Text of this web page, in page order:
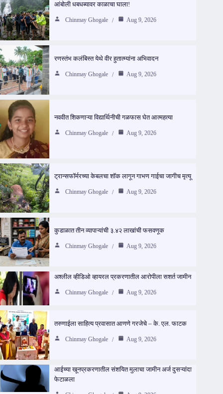
आंबोली धबधब्यावर काळाचा घाला!
Chinmay Ghogale Aug 9, 2026
रणस्तंभ कलंबिस्त येथे वीर हुतात्म्यांना अभिवादन
Chinmay Ghogale Aug 9, 2026
नववीत शिकणाऱ्या विद्यार्थिनीची गळफास घेत आत्महत्या
Chinmay Ghogale Aug 9, 2026
ट्रान्सफॉर्मरच्या केबलचा शॉक लागून गाभण गाईचा जागीच मृत्यू
Chinmay Ghogale Aug 9, 2026
कुडाळात तीन व्यापाऱ्यांची ३.४२ लाखांची फसवणूक
Chinmay Ghogale Aug 9, 2026
अश्लील व्हीडिओ व्हायरल प्रकरणातील आरोपीला सशर्त जामीन
Chinmay Ghogale Aug 9, 2026
तरुणाईला साहित्य प्रवासात आणणे गरजेचे – के. एल. फाटक
Chinmay Ghogale Aug 9, 2026
आईच्या खूनप्रकरणातील संशयित मुलाचा जामीन अर्ज दुसऱ्यांदा
फेटाळला